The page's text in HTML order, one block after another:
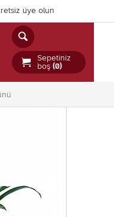
üye olun


Sepetiniz
boş (0)